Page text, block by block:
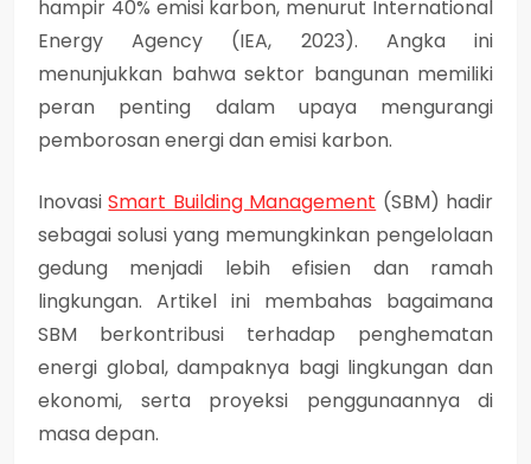
hampir 40% emisi karbon, menurut International
Energy Agency (IEA, 2023). Angka ini
menunjukkan bahwa sektor bangunan memiliki
peran penting dalam upaya mengurangi
pemborosan energi dan emisi karbon.
InovasiSmart Building Management (SBM) hadir
sebagai solusi yang memungkinkan pengelolaan
gedung menjadi lebih efisien dan ramah
lingkungan. Artikel ini membahas bagaimana
SBM berkontribusi terhadap penghematan
energi global, dampaknya bagi lingkungan dan
ekonomi, serta proyeksi penggunaannya di
masa depan.